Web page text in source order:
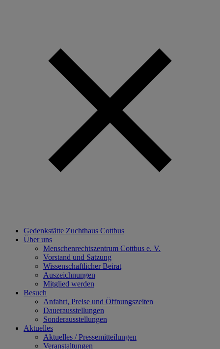
Gedenkstätte Zuchthaus Cottbus
Über uns
Menschenrechtszentrum Cottbus e. V.
Vorstand und Satzung
Wissenschaftlicher Beirat
Auszeichnungen
Mitglied werden
Besuch
Anfahrt, Preise und Öffnungszeiten
Dauerausstellungen
Sonderausstellungen
Aktuelles
Aktuelles / Pressemitteilungen
Veranstaltungen